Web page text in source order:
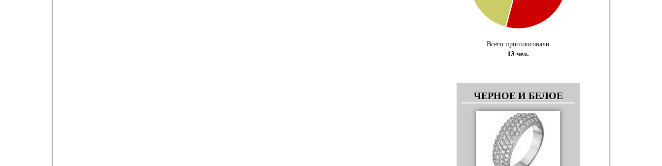
Всего проголосовали
13 чел.
ЧЕРНОЕ И БЕЛОЕ